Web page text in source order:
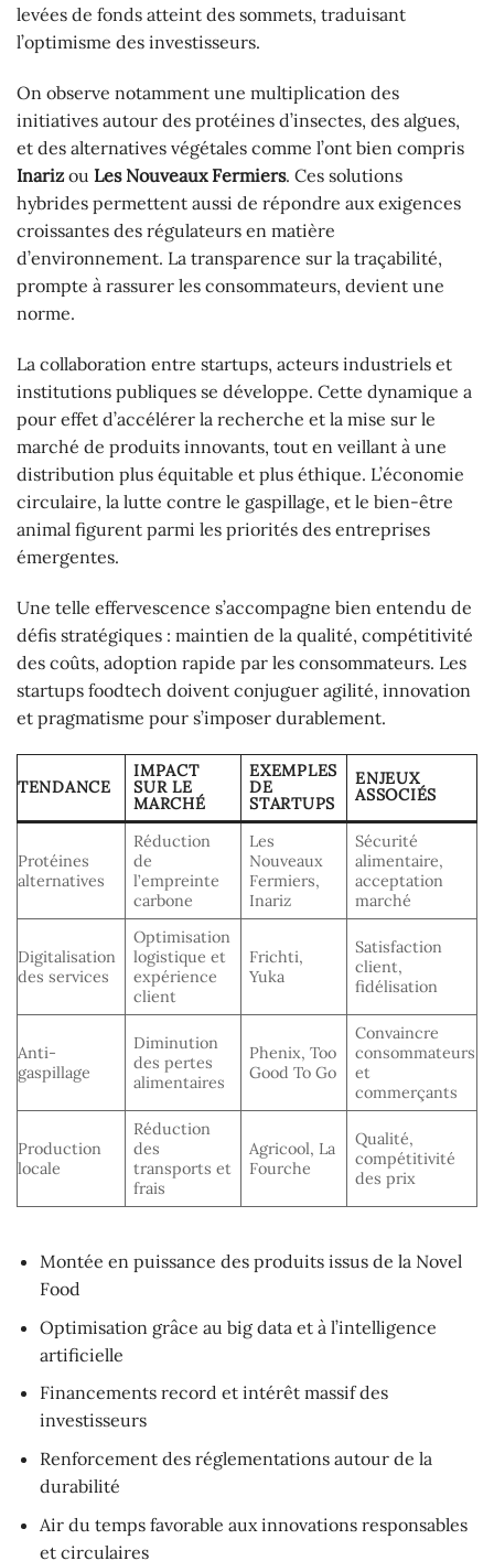
levées de fonds atteint des sommets, traduisant
l’optimisme des investisseurs.
On observe notamment une multiplication des
initiatives autour des protéines d’insectes, des algues,
et des alternatives végétales comme l’ont bien compris
Inariz ou Les Nouveaux Fermiers. Ces solutions
hybrides permettent aussi de répondre aux exigences
croissantes des régulateurs en matière
d’environnement. La transparence sur la traçabilité,
prompte à rassurer les consommateurs, devient une
norme.
La collaboration entre startups, acteurs industriels et
institutions publiques se développe. Cette dynamique a
pour effet d’accélérer la recherche et la mise sur le
marché de produits innovants, tout en veillant à une
distribution plus équitable et plus éthique. L’économie
circulaire, la lutte contre le gaspillage, et le bien-être
animal figurent parmi les priorités des entreprises
émergentes.
Une telle effervescence s’accompagne bien entendu de
défis stratégiques : maintien de la qualité, compétitivité
des coûts, adoption rapide par les consommateurs. Les
startups foodtech doivent conjuguer agilité, innovation
et pragmatisme pour s’imposer durablement.
TENDANCE
IMPACT
SUR LE
MARCHÉ
EXEMPLES
DE
STARTUPS
ENJEUX
ASSOCIÉS
Protéines
alternatives
Réduction
de
l’empreinte
carbone
Les
Nouveaux
Fermiers,
Inariz
Sécurité
alimentaire,
acceptation
marché
Digitalisation
des services
Optimisation
logistique et
expérience
client
Frichti,
Yuka
Satisfaction
client,
fidélisation
Anti-
gaspillage
Diminution
des pertes
alimentaires
Phenix, Too
Good To Go
Convaincre
consommateurs
et
commerçants
Production
locale
Réduction
des
transports et
frais
Agricool, La
Fourche
Qualité,
compétitivité
des prix
Montée en puissance des produits issus de la Novel
Food
Optimisation grâce au big data et à l’intelligence
artificielle
Financements record et intérêt massif des
investisseurs
Renforcement des réglementations autour de la
durabilité
Air du temps favorable aux innovations responsables
et circulaires